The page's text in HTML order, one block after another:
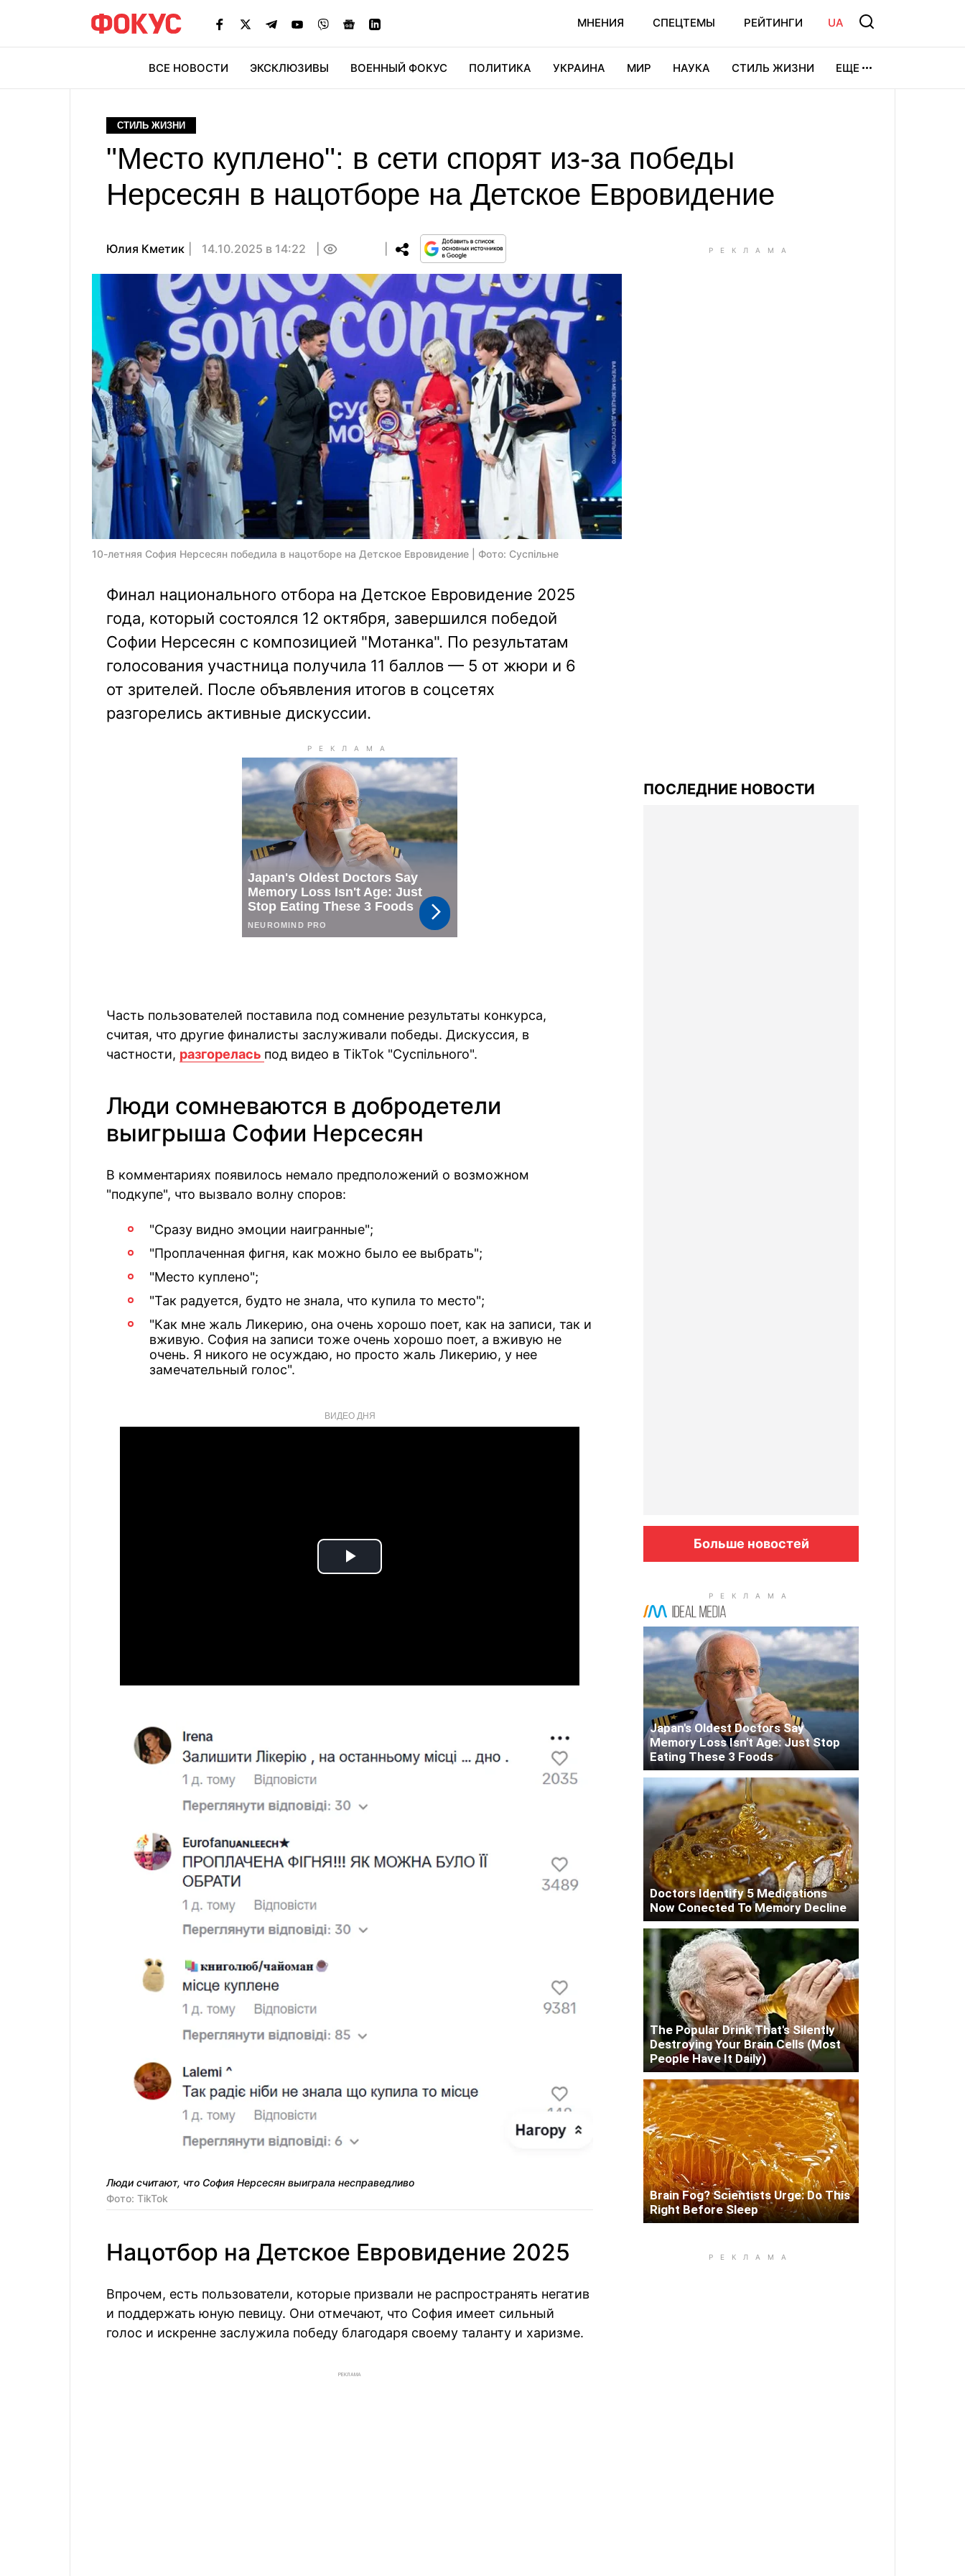
МНЕНИЯ СПЕЦТЕМЫ РЕЙТИНГИ UA
ВСЕ НОВОСТИ ЭКСКЛЮЗИВЫ ВОЕННЫЙ ФОКУС ПОЛИТИКА УКРАИНА МИР НАУКА СТИЛЬ ЖИЗНИ ЕЩЕ
СТИЛЬ ЖИЗНИ
"Место куплено": в сети спорят из-за победы
Нерсесян в нацотборе на Детское Евровидение
Юлия Кметик 14.10.2025 в 14:22
10-летняя София Нерсесян победила в нацотборе на Детское Евровидение | Фото: Суспільне
Финал национального отбора на Детское Евровидение 2025
года, который состоялся 12 октября, завершился победой
Софии Нерсесян с композицией "Мотанка". По результатам
голосования участница получила 11 баллов — 5 от жюри и 6
от зрителей. После объявления итогов в соцсетях
разгорелись активные дискуссии.
Часть пользователей поставила под сомнение результаты конкурса,
считая, что другие финалисты заслуживали победы. Дискуссия, в
частности, разгорелась под видео в TikTok "Суспільного".
Люди сомневаются в добродетели
выигрыша Софии Нерсесян
В комментариях появилось немало предположений о возможном
"подкупе", что вызвало волну споров:
"Сразу видно эмоции наигранные";
"Проплаченная фигня, как можно было ее выбрать";
"Место куплено";
"Так радуется, будто не знала, что купила то место";
"Как мне жаль Ликерию, она очень хорошо поет, как на записи, так и
вживую. София на записи тоже очень хорошо поет, а вживую не
очень. Я никого не осуждаю, но просто жаль Ликерию, у нее
замечательный голос".
ВИДЕО ДНЯ
Play
Люди считают, что София Нерсесян выиграла несправедливо
Фото: TikTok
Нацотбор на Детское Евровидение 2025
Впрочем, есть пользователи, которые призвали не распространять негатив
и поддержать юную певицу. Они отмечают, что София имеет сильный
голос и искренне заслужила победу благодаря своему таланту и харизме.
РЕКЛАМА
ПОСЛЕДНИЕ НОВОСТИ
Больше новостей